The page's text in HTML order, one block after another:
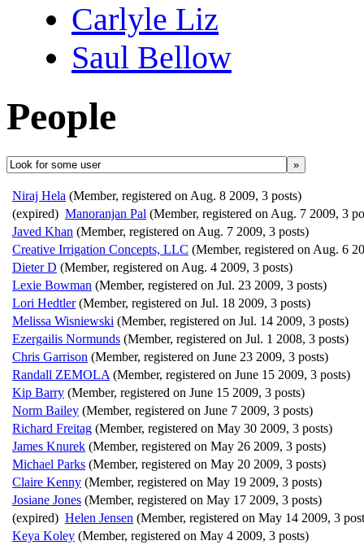
Carlyle Liz
Saul Bellow
People
»
Niraj Hela (Member, registered on Aug. 8 2009, 3 posts)
(expired) Manoranjan Pal (Member, registered on Aug. 7 2009, 3
Javed Khan (Member, registered on Aug. 7 2009, 3 posts)
Creative Irrigation Concepts, LLC (Member, registered on Aug. 6
Dieter D (Member, registered on Aug. 4 2009, 3 posts)
Lexie Bowman (Member, registered on Jul. 23 2009, 3 posts)
Lori Hedtler (Member, registered on Jul. 18 2009, 3 posts)
Melissa Wisniewski (Member, registered on Jul. 14 2009, 3 posts)
Ezergailis Normunds (Member, registered on Jul. 1 2008, 3 posts)
Chris Garrison (Member, registered on June 23 2009, 3 posts)
Randall ZEMOLA (Member, registered on June 15 2009, 3 posts)
Kip Barry (Member, registered on June 15 2009, 3 posts)
Norm Bailey (Member, registered on June 7 2009, 3 posts)
Richard Freitag (Member, registered on May 30 2009, 3 posts)
James Knurek (Member, registered on May 26 2009, 3 posts)
Michael Parks (Member, registered on May 20 2009, 3 posts)
Claire Kenny (Member, registered on May 19 2009, 3 posts)
Josiane Jones (Member, registered on May 17 2009, 3 posts)
(expired) Helen Jensen (Member, registered on May 14 2009, 3
Keya Koley (Member, registered on May 4 2009, 3 posts)